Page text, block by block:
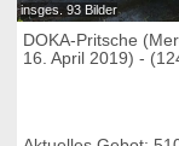
insges. 93 Bilder
DOKA-Pritsche
16. April 2019) -